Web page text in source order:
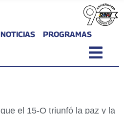
NOTICIAS PROGRAMAS